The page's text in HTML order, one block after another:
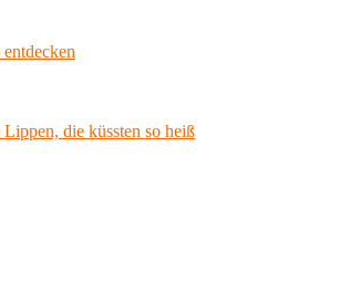
die küssten so heiß